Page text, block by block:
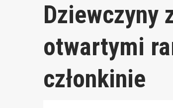
Dziewczyny
otwartymi
członkinie